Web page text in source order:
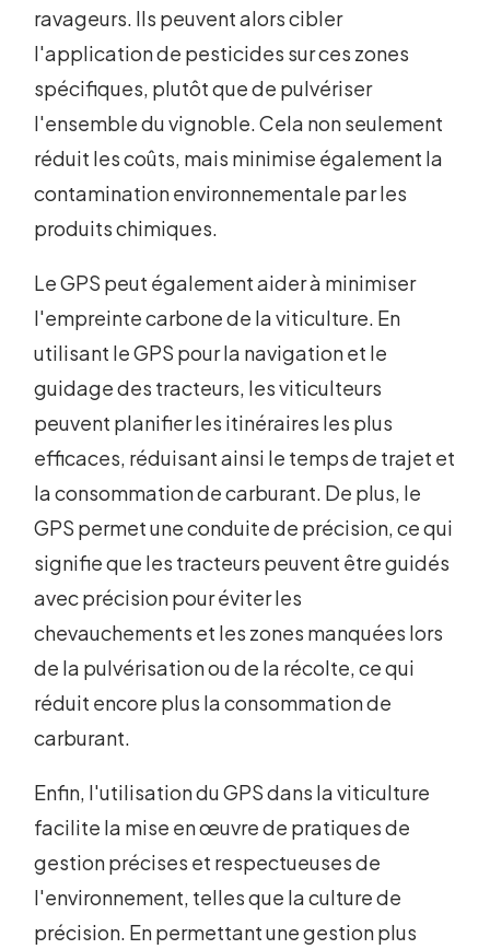
ravageurs. Ils peuvent alors cibler
l'application de pesticides sur ces zones
spécifiques, plutôt que de pulvériser
l'ensemble du vignoble. Cela non seulement
réduit les coûts, mais minimise également la
contamination environnementale par les
produits chimiques.
Le GPS peut également aider à minimiser
l'empreinte carbone de la viticulture. En
utilisant le GPS pour la navigation et le
guidage des tracteurs, les viticulteurs
peuvent planifier les itinéraires les plus
efficaces, réduisant ainsi le temps de trajet et
la consommation de carburant. De plus, le
GPS permet une conduite de précision, ce qui
signifie que les tracteurs peuvent être guidés
avec précision pour éviter les
chevauchements et les zones manquées lors
de la pulvérisation ou de la récolte, ce qui
réduit encore plus la consommation de
carburant.
Enfin, l'utilisation du GPS dans la viticulture
facilite la mise en œuvre de pratiques de
gestion précises et respectueuses de
l'environnement, telles que la culture de
précision. En permettant une gestion plus